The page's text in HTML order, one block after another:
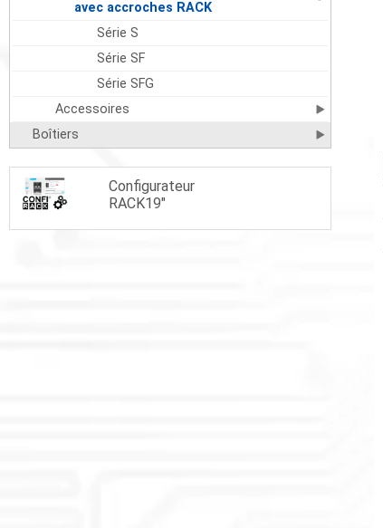
avec accroches RACK
Série S
Série SF
Série SFG
Accessoires
Boîtiers
Configurateur
RACK19"